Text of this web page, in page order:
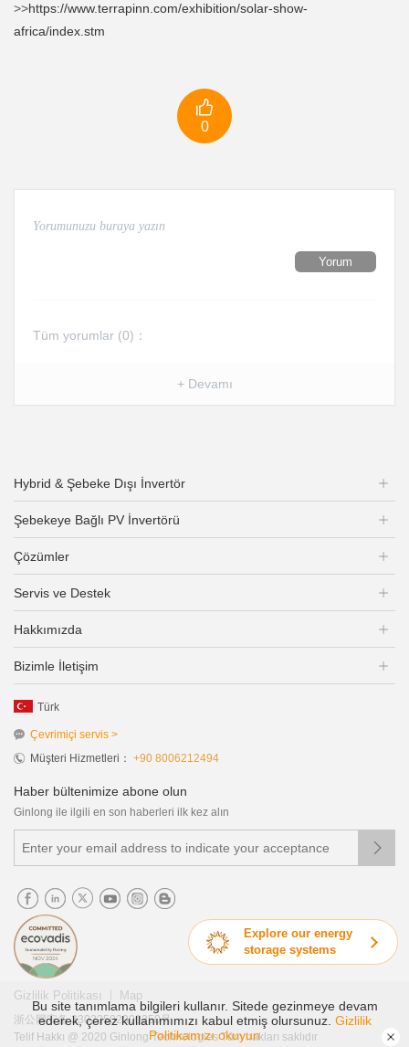
Bu site tanımlama bilgileri kullanır. Sitede gezinmeye devam
ederek, çerez kullanımımızı kabul etmiş olursunuz. Gizlilik
Politikamızı okuyun
Explore our energy
storage systems
>>https://www.terrapinn.com/exhibition/solar-show-
africa/index.stm

0
Yorum
Tüm yorumlar (0)：
+ Devamı
Hybrid & Şebeke Dışı İnvertör
Şebekeye Bağlı PV İnvertörü
Çözümler
Servis ve Destek
Hakkımızda
Bizimle İletişim
Türk
Çevrimiçi servis >
Müşteri Hizmetleri： +90 8006212494
Haber bültenimize abone olun
Ginlong ile ilgili en son haberleri ilk kez alın

Gizlilik Politikası Map
浙公网安备 33022502000250号
Telif Hakkı @ 2020 Ginlong Technologies Tüm hakları saklıdır